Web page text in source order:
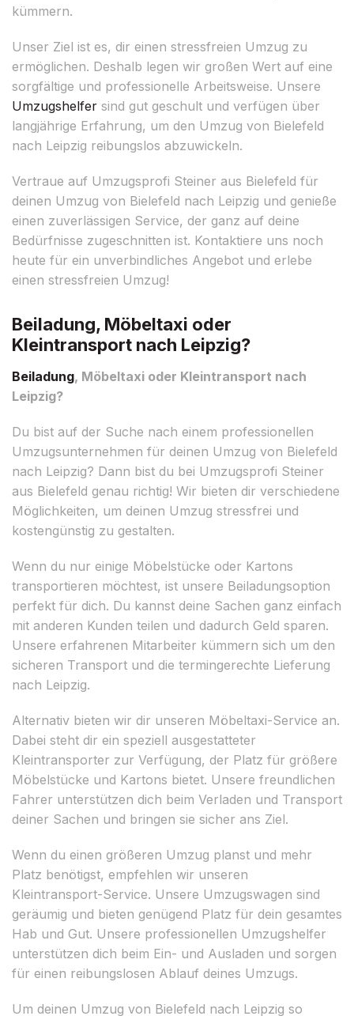
kümmern.
Unser Ziel ist es, dir einen stressfreien Umzug zu
ermöglichen. Deshalb legen wir großen Wert auf eine
sorgfältige und professionelle Arbeitsweise. Unsere
Umzugshelfer sind gut geschult und verfügen über
langjährige Erfahrung, um den Umzug von Bielefeld
nach Leipzig reibungslos abzuwickeln.
Vertraue auf Umzugsprofi Steiner aus Bielefeld für
deinen Umzug von Bielefeld nach Leipzig und genieße
einen zuverlässigen Service, der ganz auf deine
Bedürfnisse zugeschnitten ist. Kontaktiere uns noch
heute für ein unverbindliches Angebot und erlebe
einen stressfreien Umzug!
Beiladung, Möbeltaxi oder
Kleintransport nach Leipzig?
Beiladung, Möbeltaxi oder Kleintransport nach
Leipzig?
Du bist auf der Suche nach einem professionellen
Umzugsunternehmen für deinen Umzug von Bielefeld
nach Leipzig? Dann bist du bei Umzugsprofi Steiner
aus Bielefeld genau richtig! Wir bieten dir verschiedene
Möglichkeiten, um deinen Umzug stressfrei und
kostengünstig zu gestalten.
Wenn du nur einige Möbelstücke oder Kartons
transportieren möchtest, ist unsere Beiladungsoption
perfekt für dich. Du kannst deine Sachen ganz einfach
mit anderen Kunden teilen und dadurch Geld sparen.
Unsere erfahrenen Mitarbeiter kümmern sich um den
sicheren Transport und die termingerechte Lieferung
nach Leipzig.
Alternativ bieten wir dir unseren Möbeltaxi-Service an.
Dabei steht dir ein speziell ausgestatteter
Kleintransporter zur Verfügung, der Platz für größere
Möbelstücke und Kartons bietet. Unsere freundlichen
Fahrer unterstützen dich beim Verladen und Transport
deiner Sachen und bringen sie sicher ans Ziel.
Wenn du einen größeren Umzug planst und mehr
Platz benötigst, empfehlen wir unseren
Kleintransport-Service. Unsere Umzugswagen sind
geräumig und bieten genügend Platz für dein gesamtes
Hab und Gut. Unsere professionellen Umzugshelfer
unterstützen dich beim Ein- und Ausladen und sorgen
für einen reibungslosen Ablauf deines Umzugs.
Um deinen Umzug von Bielefeld nach Leipzig so